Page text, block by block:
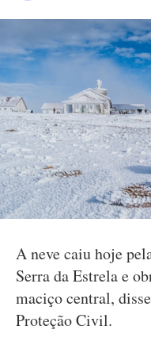
A neve caiu hoje
Serra da Estrela e
maciço central,
Proteção Civil.